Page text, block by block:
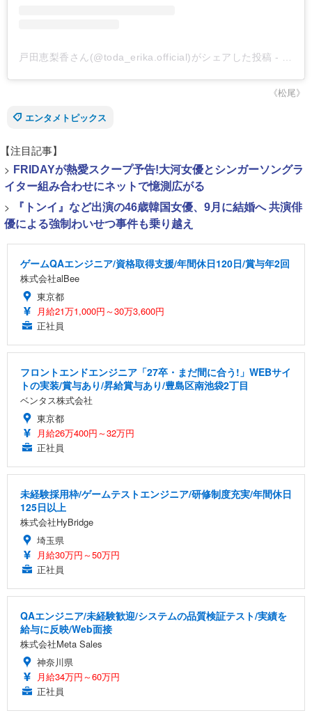
戸田恵梨香さん(@toda_erika.official)がシェアした投稿 - 2018
《松尾》
エンタメトピックス
【注目記事】
> FRIDAYが熱愛スクープ予告!大河女優とシンガーソングラ
イター組み合わせにネットで憶測広がる
>
『トンイ』など出演の46歳韓国女優、9月に結婚へ 共演俳
優による強制わいせつ事件も乗り越え
ゲームQAエンジニア/資格取得支援/年間休日120日/賞与年2回
株式会社alBee
東京都
月給21万1,000円～30万3,600円
正社員
フロントエンドエンジニア「27卒・まだ間に合う!」WEBサイ
トの実装/賞与あり/昇給賞与あり/豊島区南池袋2丁目
ベンタス株式会社
東京都
月給26万400円～32万円
正社員
未経験採用枠/ゲームテストエンジニア/研修制度充実/年間休日
125日以上
株式会社HyBridge
埼玉県
月給30万円～50万円
正社員
QAエンジニア/未経験歓迎/システムの品質検証テスト/実績を
給与に反映/Web面接
株式会社Meta Sales
神奈川県
月給34万円～60万円
正社員